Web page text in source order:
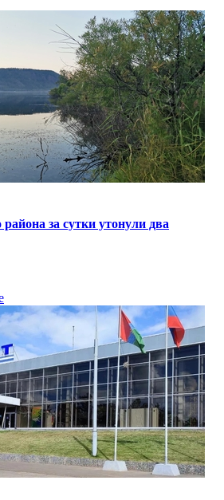
за сутки утонули два